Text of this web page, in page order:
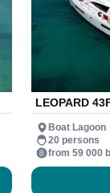
LEOPARD
Boat Lagoon
20 persons
from 59 000